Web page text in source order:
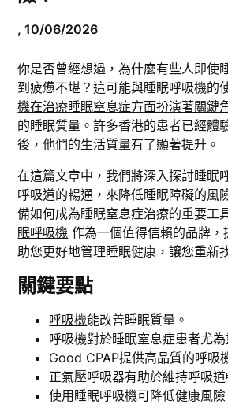
,10/06/2026
你是否曾經想過，為什麼有些人即使
到疲憊不堪？這可能與睡眠呼吸機的
機在治療睡眠窒息症方面扮演著關鍵
的睡眠質量。許多香港的患者已經體
後，他們的生活質量有了顯著提升。
在這篇文章中，我們將深入探討睡眠
呼吸道的暢通，來降低睡眠障礙的風
備如何成為睡眠窒息症治療的重要工
眠呼吸機 作為一個值得信賴的品牌
助您更好地管理睡眠健康，讓您重新
關鍵要點
呼吸機能改善睡眠質量。
呼吸機對於睡眠窒息症患者尤為
Good CPAP提供高品質的呼吸
正氣壓呼吸器有助於維持呼吸道
使用睡眠呼吸機可降低健康風險